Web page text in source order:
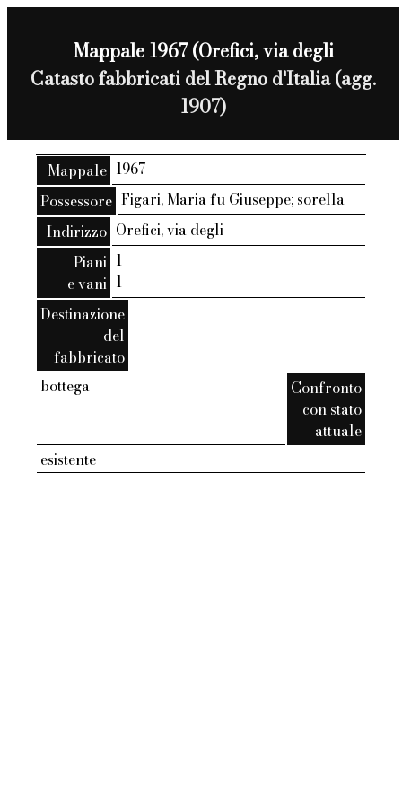
Mappale 1967 (Orefici, via degli
Catasto fabbricati del Regno d'Italia (agg.
1907)
Mappale 1967
Possessore Figari, Maria fu Giuseppe; sorella
Indirizzo Orefici, via degli
Piani
e vani
1
1
Destinazione
del
fabbricato
bottega
Confronto
con stato
attuale
esistente